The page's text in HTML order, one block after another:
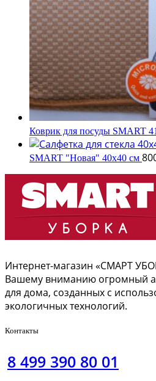
Коврик для посуды SMART
SMART "Новая" 40х40 см
Интернет-магазин «СМАРТ
Вашему вниманию огромный
для дома, созданных с
экологичных технологий.
Контакты
8 499 390 80 01